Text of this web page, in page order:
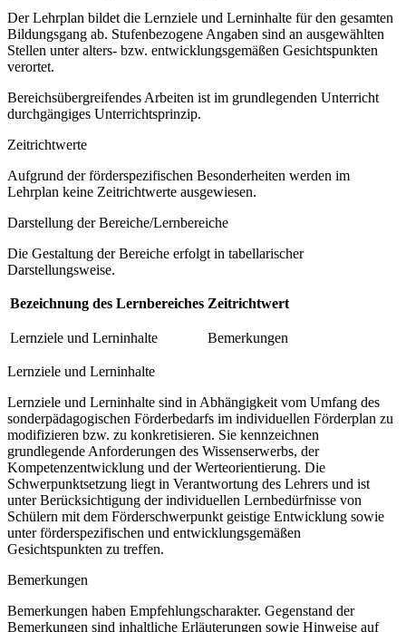
Der Lehrplan bildet die Lernziele und Lerninhalte für den gesamten
Bildungsgang ab. Stufenbezogene Angaben sind an ausgewählten
Stellen unter alters- bzw. entwicklungsgemäßen Gesichtspunkten
verortet.
Bereichsübergreifendes Arbeiten ist im grundlegenden Unterricht
durchgängiges Unterrichtsprinzip.
Zeitrichtwerte
Aufgrund der förderspezifischen Besonderheiten werden im
Lehrplan keine Zeitrichtwerte ausgewiesen.
Darstellung der Bereiche/Lernbereiche
Die Gestaltung der Bereiche erfolgt in tabellarischer
Darstellungsweise.
Bezeichnung des Lernbereiches Zeitrichtwert
Lernziele und Lerninhalte Bemerkungen
Lernziele und Lerninhalte
Lernziele und Lerninhalte sind in Abhängigkeit vom Umfang des
sonderpädagogischen Förderbedarfs im individuellen Förderplan zu
modifizieren bzw. zu konkretisieren. Sie kennzeichnen
grundlegende Anforderungen des Wissenserwerbs, der
Kompetenzentwicklung und der Werteorientierung. Die
Schwerpunktsetzung liegt in Verantwortung des Lehrers und ist
unter Berücksichtigung der individuellen Lernbedürfnisse von
Schülern mit dem Förderschwerpunkt geistige Entwicklung sowie
unter förderspezifischen und entwicklungsgemäßen
Gesichtspunkten zu treffen.
Bemerkungen
Bemerkungen haben Empfehlungscharakter. Gegenstand der
Bemerkungen sind inhaltliche Erläuterungen sowie Hinweise auf